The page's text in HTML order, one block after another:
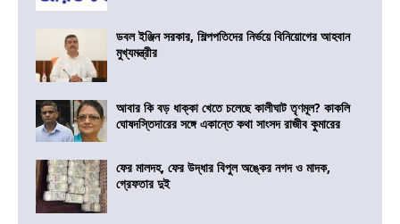
ডবল ইঞ্জিন সরকার, শিল্পপতিদের নির্ভয়ে বিনিয়োগের আহবান
মুখ্যমন্ত্রীর
আবার কি বড় ধাক্কা খেতে চলেছে কালীঘাট তৃণমূল? কাকলি
ঘোষদস্তিদারের সঙ্গে একান্তে কথা সাংসদ রাজীব কুমারের
ফের মালদহ, ফের উদ্ধার বিপুল অঙ্কের নগদ ও মাদক,
গ্রেফতার দুই